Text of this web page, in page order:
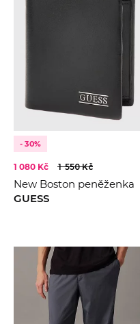
- 30%
1 080 Kč 1 550 Kč
New Boston peněženka
GUESS